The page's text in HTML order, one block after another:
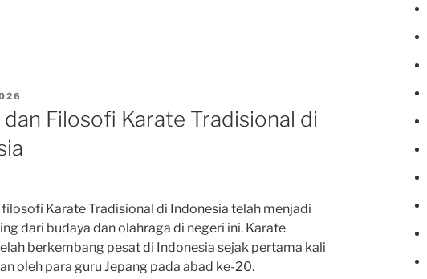
dan Filosofi Karate Tradisional di
filosofi Karate Tradisional di Indonesia telah menjadi
dari budaya dan olahraga di negeri ini. Karate
berkembang pesat di Indonesia sejak pertama kali
oleh para guru Jepang pada abad ke-20.